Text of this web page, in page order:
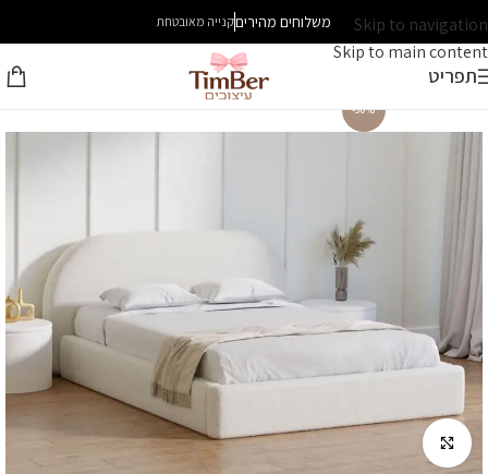
Skip to navigation
Skip to main content
משלוחים מהיריםקנייה מאובטחת
תפריט
-30%
לחץ להגדלה